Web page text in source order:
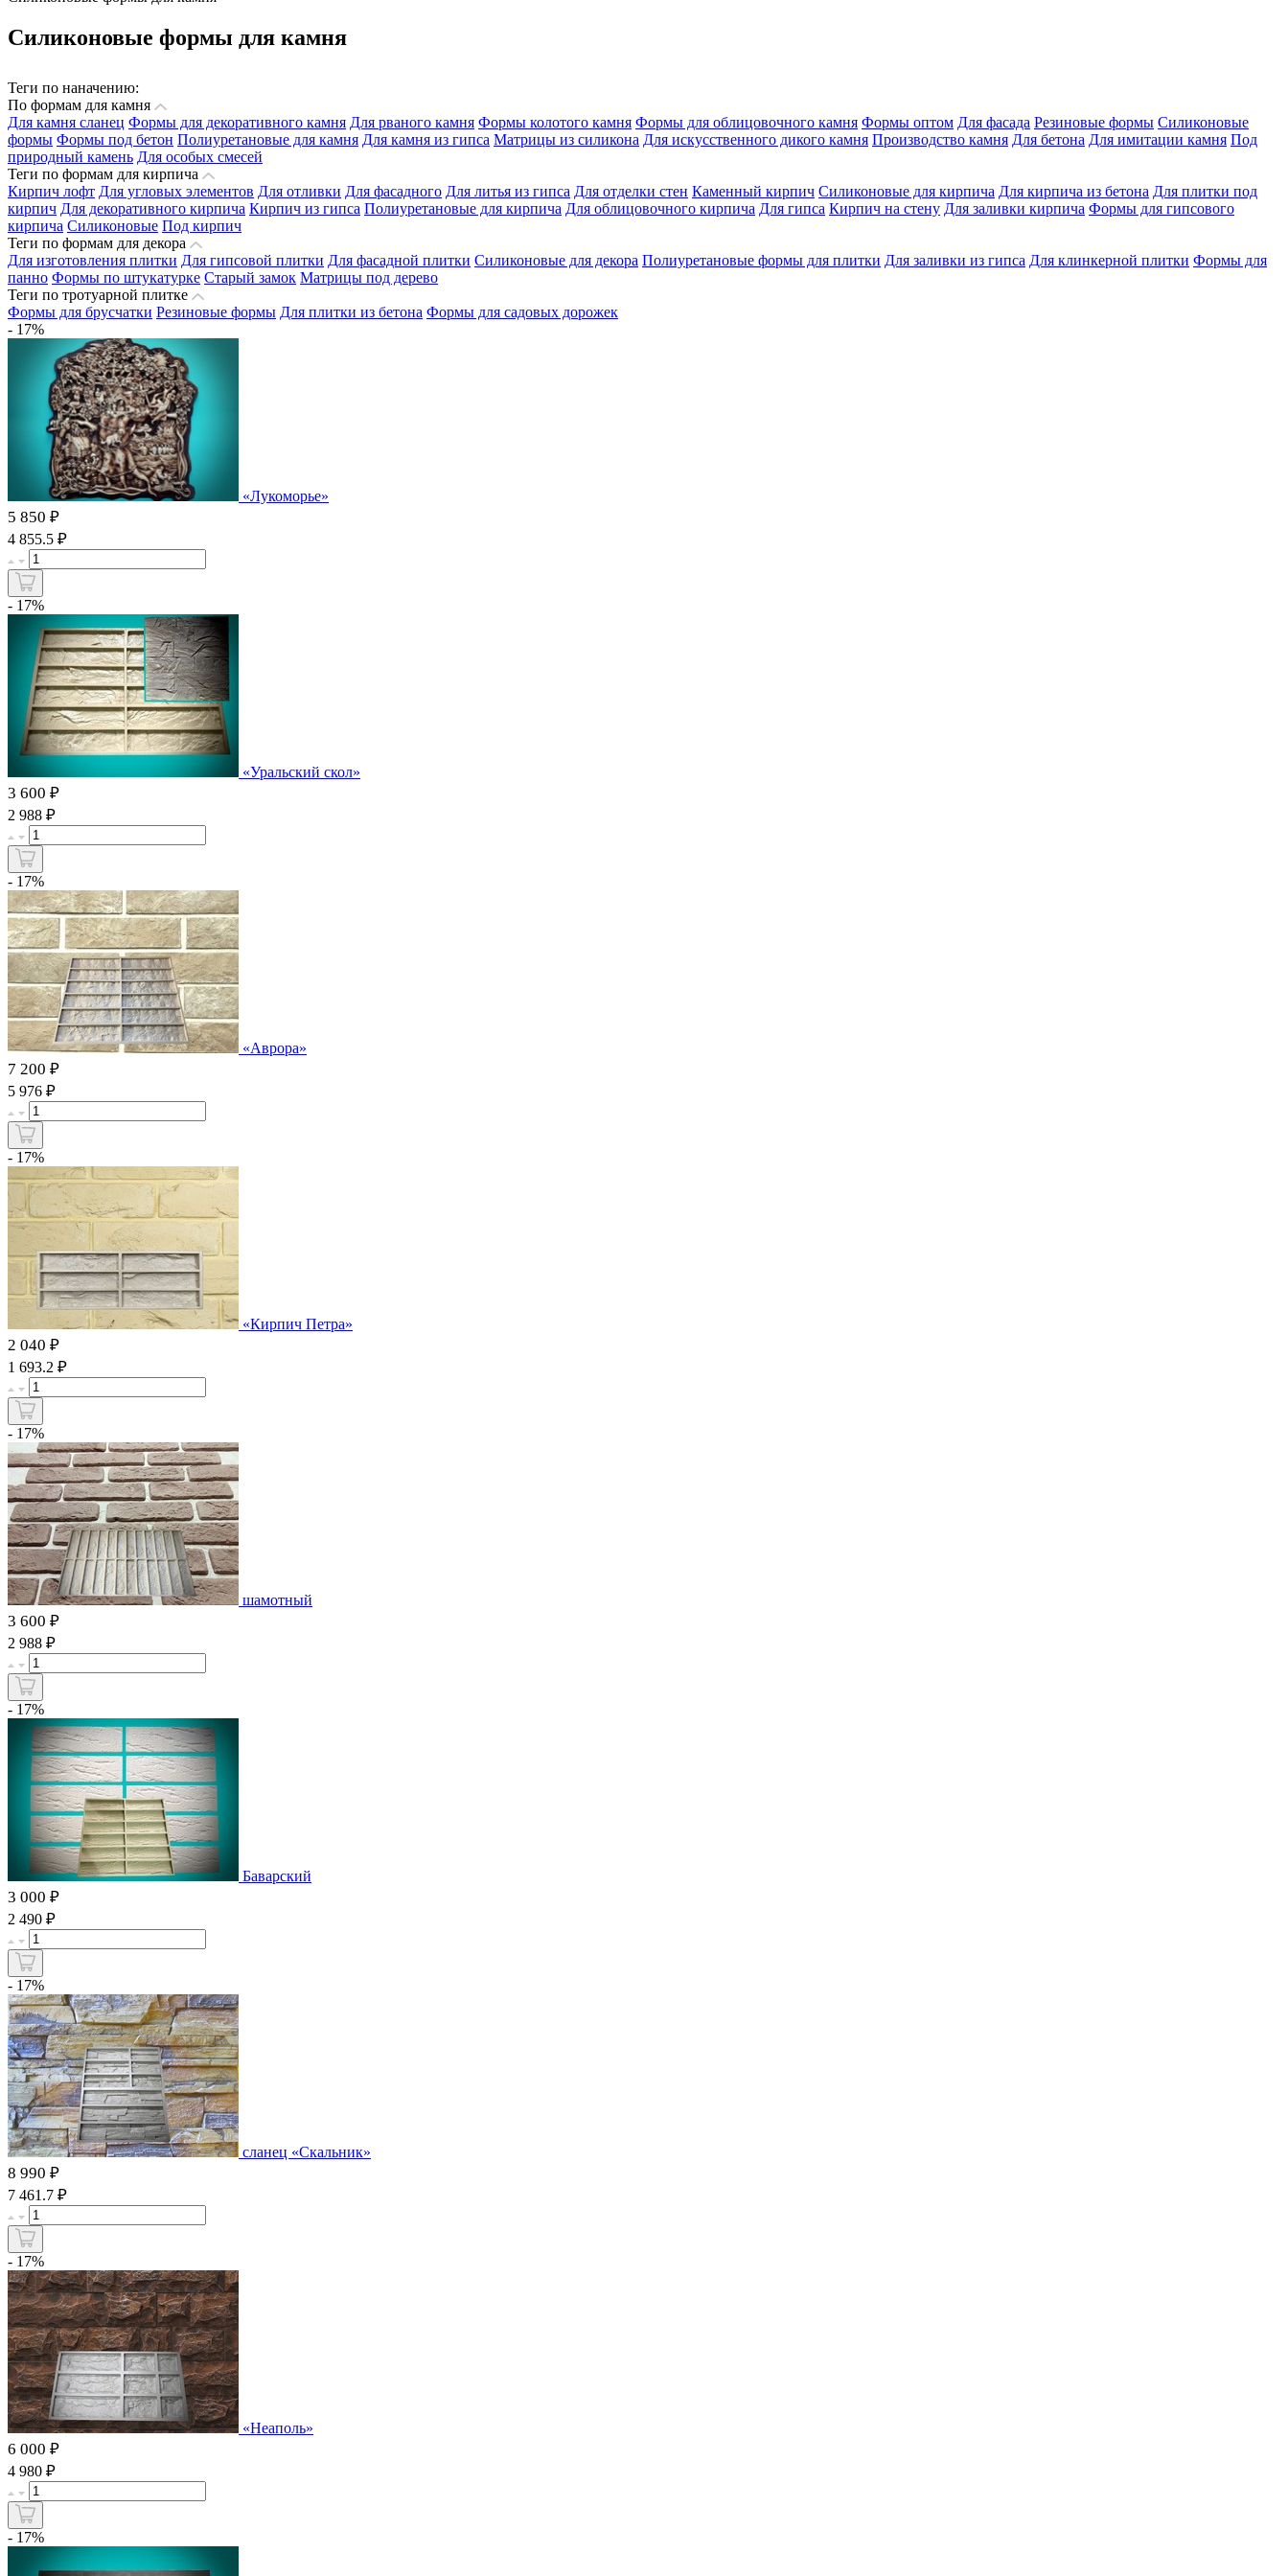
Силиконовые формы для камня
Теги по наначению:
По формам для камня
Для камня сланец Формы для декоративного камня Для рваного камня Формы колотого камня Формы для облицовочного камня Формы оптом Для фасада Резиновые формы Силиконовые
формы Формы под бетон Полиуретановые для камня Для камня из гипса Матрицы из силикона Для искусственного дикого камня Производство камня Для бетона Для имитации камня Под
природный камень Для особых смесей
Теги по формам для кирпича
Кирпич лофт Для угловых элементов Для отливки Для фасадного Для литья из гипса Для отделки стен Каменный кирпич Силиконовые для кирпича Для кирпича из бетона Для плитки под
кирпич Для декоративного кирпича Кирпич из гипса Полиуретановые для кирпича Для облицовочного кирпича Для гипса Кирпич на стену Для заливки кирпича Формы для гипсового
кирпича Силиконовые Под кирпич
Теги по формам для декора
Для изготовления плитки Для гипсовой плитки Для фасадной плитки Силиконовые для декора Полиуретановые формы для плитки Для заливки из гипса Для клинкерной плитки Формы для
панно Формы по штукатурке Старый замок Матрицы под дерево
Теги по тротуарной плитке
Формы для брусчатки Резиновые формы Для плитки из бетона Формы для садовых дорожек
- 17%
«Лукоморье»
5 850 ₽
4 855.5 ₽
- 17%
«Уральский скол»
3 600 ₽
2 988 ₽
- 17%
«Аврора»
7 200 ₽
5 976 ₽
- 17%
«Кирпич Петра»
2 040 ₽
1 693.2 ₽
- 17%
шамотный
3 600 ₽
2 988 ₽
- 17%
Баварский
3 000 ₽
2 490 ₽
- 17%
сланец «Скальник»
8 990 ₽
7 461.7 ₽
- 17%
«Неаполь»
6 000 ₽
4 980 ₽
- 17%